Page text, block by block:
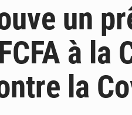
Congo : la Grande foire agricole
Congo-RDC : Brazzaville et Kinshasa
Le Congo se dote d’un programme
un
à la
la